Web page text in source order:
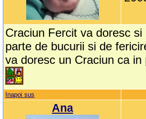
Craciun Fercit va doresc si
parte de bucurii si de
va doresc un Craciun ca in
Inapoi sus
Ana